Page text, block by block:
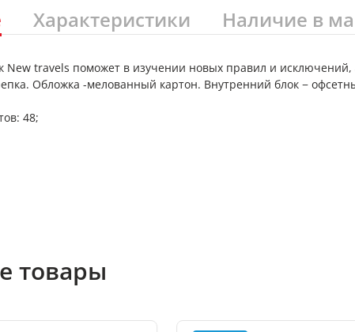
Характеристики Наличие в
New travels поможет в изучении новых правил и
Обложка -мелованный картон. Внутренний блок −
48;
товары